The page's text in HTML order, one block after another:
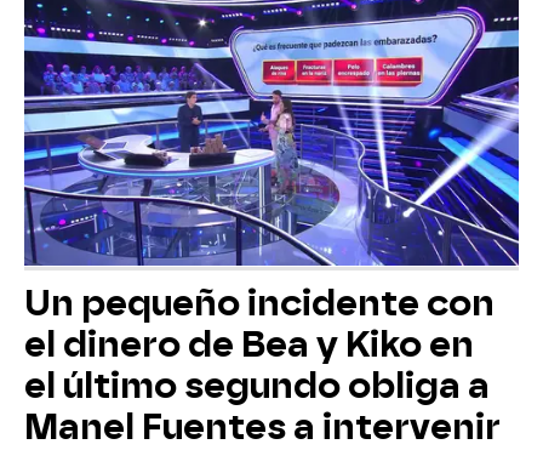
Un pequeño incidente con
el dinero de Bea y Kiko en
el último segundo obliga a
Manel Fuentes a intervenir